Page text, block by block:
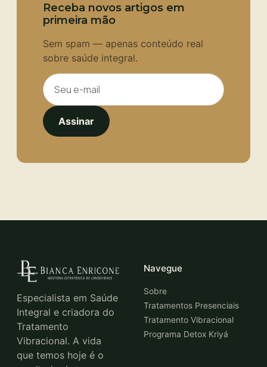
Receba novos artigos em
primeira mão
Sem spam — apenas conteúdo real
sobre saúde integral.
Assinar
Especialista em Saúde
Integral e criadora do
Tratamento
Vibracional. A vida
que temos hoje é o
Navegue
Sobre
Tratamentos Presenciais
Tratamento Vibracional
Programa Detox Kriyá